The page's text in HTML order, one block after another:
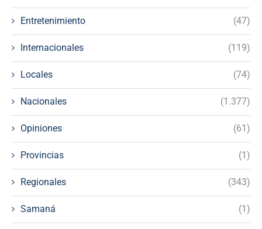
Entretenimiento (47)
Internacionales (119)
Locales (74)
Nacionales (1.377)
Opiniones (61)
Provincias (1)
Regionales (343)
Samaná (1)